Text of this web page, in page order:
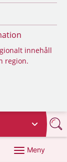
innehåll
region.
Meny